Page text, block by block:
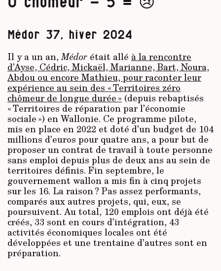
0 chômeur - 5 = 😢
Médor 37, hiver 2024
Il y a un an,Médor était allé à la rencontre
d’Ayse, Cédric, Mickaël, Marianne, Bart, Noura,
Abdou ou encore Mathieu, pour raconter leur
expérience au sein des « Territoires zéro
chômeur de longue durée » (depuis rebaptisés
« Territoires de réparation par l’économie
sociale ») en Wallonie. Ce programme pilote,
mis en place en 2022 et doté d’un budget de 104
millions d’euros pour quatre ans, a pour but de
proposer un contrat de travail à toute personne
sans emploi depuis plus de deux ans au sein de
territoires définis. Fin septembre, le
gouvernement wallon a mis fin à cinq projets
sur les 16. La raison ? Pas assez performants,
comparés aux autres projets, qui, eux, se
poursuivent. Au total, 120 emplois ont déjà été
créés, 33 sont en cours d’intégration, 43
activités économiques locales ont été
développées et une trentaine d’autres sont en
préparation.